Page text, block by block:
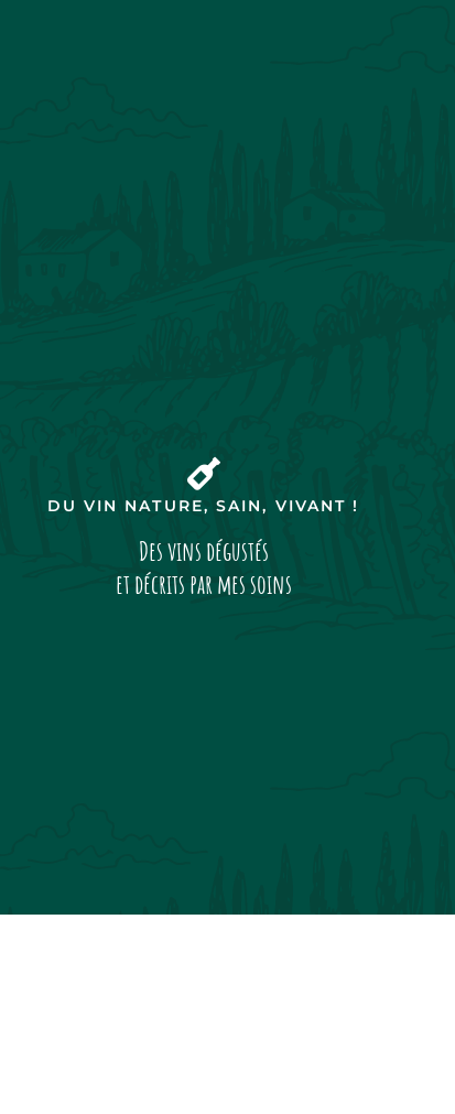
DU VIN NATURE, SAIN, VIVANT !
Des vins dégustés
et décrits par mes soins